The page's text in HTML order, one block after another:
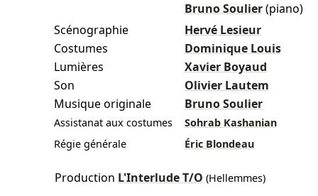
Bruno Soulier (piano)
Scénographie
Hervé Lesieur
Costumes
Dominique Louis
Lumières
Xavier Boyaud
Son
Olivier Lautem
Musique originale
Bruno Soulier
Assistanat aux costumes
Sohrab Kashanian
Régie générale
Éric Blondeau
Production L'Interlude T/O (Hellemmes)